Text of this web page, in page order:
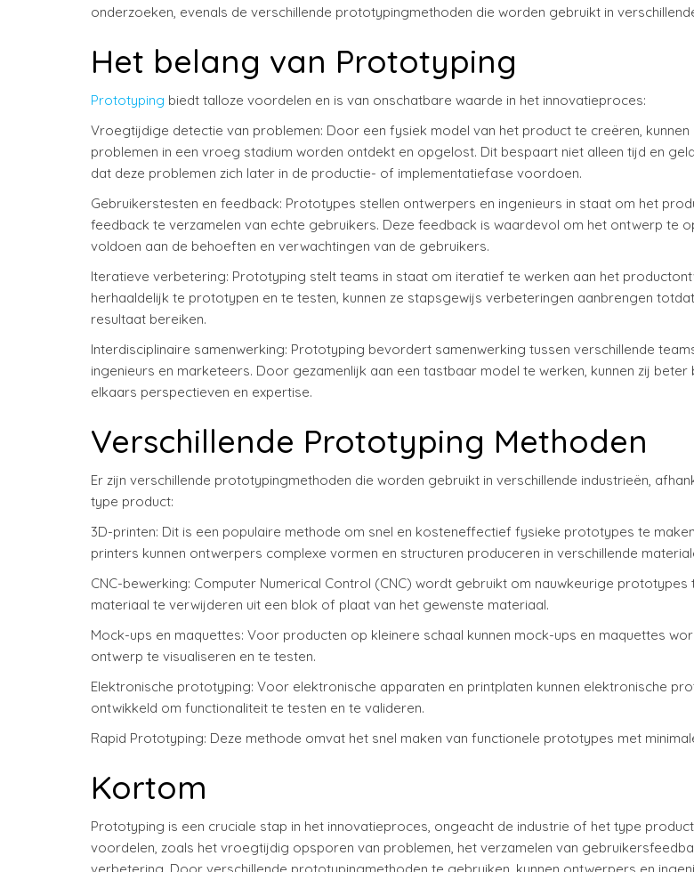
onderzoeken, evenals de verschillende prototypingmethoden die worden gebruikt in
Het belang van Prototyping
Prototyping biedt talloze voordelen en is van onschatbare waarde in het innovatieproces:
Vroegtijdige detectie van problemen: Door een fysiek model van het product te creëren,
problemen in een vroeg stadium worden ontdekt en opgelost. Dit bespaart niet alleen tijd en
dat deze problemen zich later in de productie- of implementatiefase voordoen.
Gebruikerstesten en feedback: Prototypes stellen ontwerpers en ingenieurs in staat om het
feedback te verzamelen van echte gebruikers. Deze feedback is waardevol om het ontwerp te
voldoen aan de behoeften en verwachtingen van de gebruikers.
Iteratieve verbetering: Prototyping stelt teams in staat om iteratief te werken aan het
herhaaldelijk te prototypen en te testen, kunnen ze stapsgewijs verbeteringen aanbrengen
resultaat bereiken.
Interdisciplinaire samenwerking: Prototyping bevordert samenwerking tussen verschillende
ingenieurs en marketeers. Door gezamenlijk aan een tastbaar model te werken, kunnen zij
elkaars perspectieven en expertise.
Verschillende Prototyping Methoden
Er zijn verschillende prototypingmethoden die worden gebruikt in verschillende industrieën,
type product:
3D-printen: Dit is een populaire methode om snel en kosteneffectief fysieke prototypes te
printers kunnen ontwerpers complexe vormen en structuren produceren in verschillende
CNC-bewerking: Computer Numerical Control (CNC) wordt gebruikt om nauwkeurige
materiaal te verwijderen uit een blok of plaat van het gewenste materiaal.
Mock-ups en maquettes: Voor producten op kleinere schaal kunnen mock-ups en maquettes
ontwerp te visualiseren en te testen.
Elektronische prototyping: Voor elektronische apparaten en printplaten kunnen elektronische
ontwikkeld om functionaliteit te testen en te valideren.
Rapid Prototyping: Deze methode omvat het snel maken van functionele prototypes met
Kortom
Prototyping is een cruciale stap in het innovatieproces, ongeacht de industrie of het type
voordelen, zoals het vroegtijdig opsporen van problemen, het verzamelen van
verbetering. Door verschillende prototypingmethoden te gebruiken, kunnen ontwerpers en